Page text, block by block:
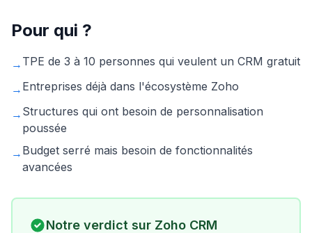
Pour qui ?
→ TPE de 3 à 10 personnes qui veulent un CRM gratuit
→ Entreprises déjà dans l'écosystème Zoho
→ Structures qui ont besoin de personnalisation
poussée
→ Budget serré mais besoin de fonctionnalités
avancées
Notre verdict sur Zoho CRM